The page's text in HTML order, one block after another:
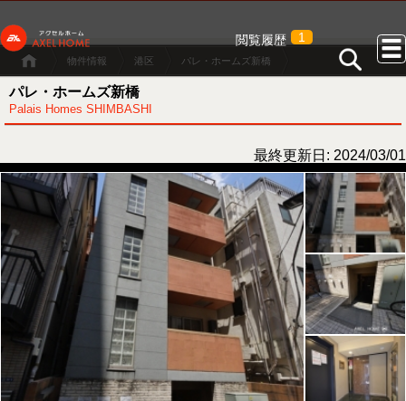
閲覧履歴 1
物件情報 港区 パレ・ホームズ新橋
パレ・ホームズ新橋
Palais Homes SHIMBASHI
最終更新日: 2024/03/01